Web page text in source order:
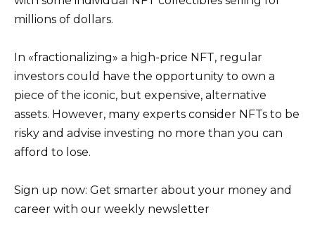
millions of dollars.
In «fractionalizing» a high-price NFT, regular
investors could have the opportunity to own a
piece of the iconic, but expensive, alternative
assets. However, many experts consider NFTs to be
risky and advise investing no more than you can
afford to lose.
Sign up now: Get smarter about your money and
career with our weekly newsletter